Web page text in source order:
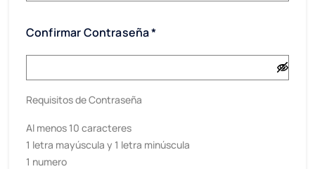
Confirmar Contraseña *
Requisitos de Contraseña
Al menos 10 caracteres
1 letra mayúscula y 1 letra minúscula
1 numero